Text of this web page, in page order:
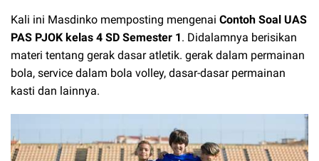
Kali ini Masdinko memposting mengenai Contoh Soal UAS
PAS PJOK kelas 4 SD Semester 1. Didalamnya berisikan
materi tentang gerak dasar atletik. gerak dalam permainan
bola, service dalam bola volley, dasar-dasar permainan
kasti dan lainnya.